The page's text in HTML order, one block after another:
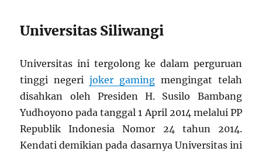
Universitas Siliwangi
Universitas ini tergolong ke dalam perguruan
tinggi negerijoker gamingmengingat telah
disahkan oleh Presiden H. Susilo Bambang
Yudhoyono pada tanggal 1 April 2014 melalui PP
Republik Indonesia Nomor 24 tahun 2014.
Kendati demikian pada dasarnya Universitas ini